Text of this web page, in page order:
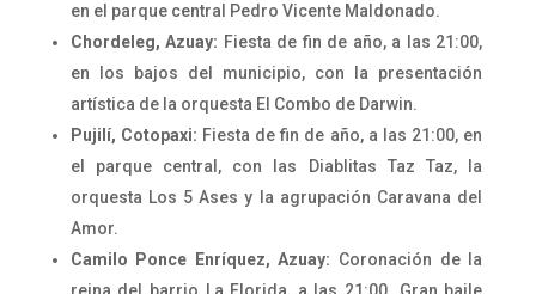
en el parque central Pedro Vicente Maldonado.
Chordeleg, Azuay: Fiesta de fin de año, a las 21:00,
en los bajos del municipio, con la presentación
artística de la orquesta El Combo de Darwin.
Pujilí, Cotopaxi: Fiesta de fin de año, a las 21:00, en
el parque central, con las Diablitas Taz Taz, la
orquesta Los 5 Ases y la agrupación Caravana del
Amor.
Camilo Ponce Enríquez, Azuay: Coronación de la